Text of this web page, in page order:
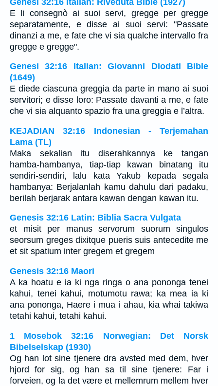
E li consegnò ai suoi servi, gregge per gregge
separatamente, e disse ai suoi servi: "Passate
dinanzi a me, e fate che vi sia qualche intervallo fra
gregge e gregge".
Genesi 32:16 Italian: Giovanni Diodati Bible
(1649)
E diede ciascuna greggia da parte in mano ai suoi
servitori; e disse loro: Passate davanti a me, e fate
che vi sia alquanto spazio fra una greggia e l’altra.
KEJADIAN 32:16 Indonesian - Terjemahan
Lama (TL)
Maka sekalian itu diserahkannya ke tangan
hamba-hambanya, tiap-tiap kawan binatang itu
sendiri-sendiri, lalu kata Yakub kepada segala
hambanya: Berjalanlah kamu dahulu dari padaku,
berilah berjarak antara kawan dengan kawan itu.
Genesis 32:16 Latin: Biblia Sacra Vulgata
et misit per manus servorum suorum singulos
seorsum greges dixitque pueris suis antecedite me
et sit spatium inter gregem et gregem
Genesis 32:16 Maori
A ka hoatu e ia ki nga ringa o ana pononga tenei
kahui, tenei kahui, motumotu rawa; ka mea ia ki
ana pononga, Haere i mua i ahau, kia whai takiwa
tetahi kahui, tetahi kahui.
1 Mosebok 32:16 Norwegian: Det Norsk
Bibelselskap (1930)
Og han lot sine tjenere dra avsted med dem, hver
hjord for sig, og han sa til sine tjenere: Far i
forveien, og la det være et mellemrum mellem hver